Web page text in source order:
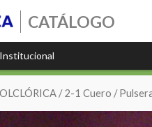
CATÁLOGO
Institucional
/2-1 Cuero /